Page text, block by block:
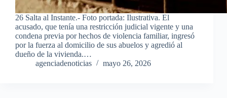
26 Salta al Instante.- Foto portada: Ilustrativa. El
acusado, que tenía una restricción judicial vigente y una
condena previa por hechos de violencia familiar, ingresó
por la fuerza al domicilio de sus abuelos y agredió al
dueño de la vivienda.…
agenciadenoticias
mayo 26, 2026